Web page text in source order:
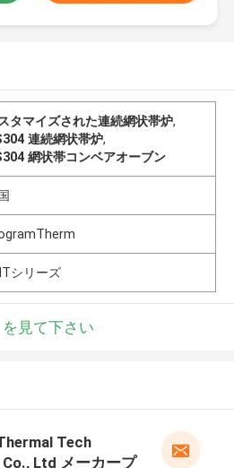
タマイズされた連続網状帯炉,
連続網状帯炉,
網状帯コンベアオーブン
シリーズ
見て下さい
Tech
Ltd メーカープ